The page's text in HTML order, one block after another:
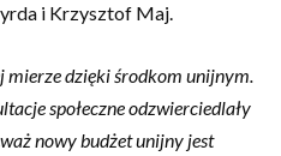
i Krzysztof Maj.
mierze dzięki środkom unijnym.
społeczne odzwierciedlały
nowy budżet unijny jest